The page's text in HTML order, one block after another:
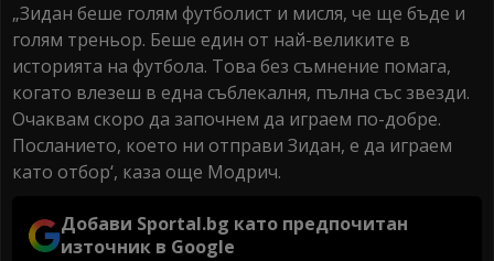
„Зидан беше голям футболист и мисля, че ще бъде и
голям треньор. Беше един от най-великите в
историята на футбола. Това без съмнение помага,
когато влезеш в една съблекалня, пълна със звезди.
Очаквам скоро да започнем да играем по-добре.
Посланието, което ни отправи Зидан, е да играем
като отбор‘, каза още Модрич.
Добави Sportal.bg като предпочитан
източник в Google